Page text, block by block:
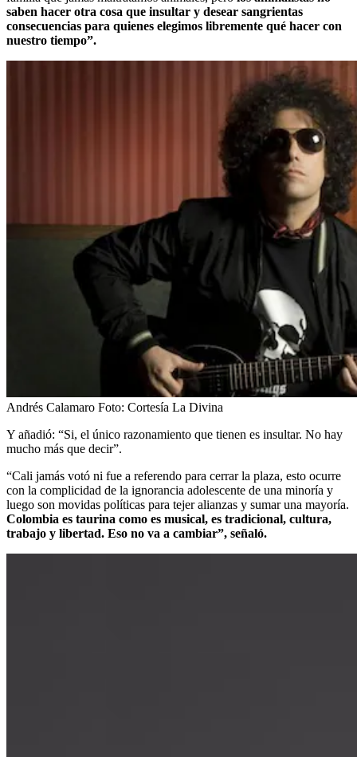
saben hacer otra cosa que insultar y desear sangrientas
consecuencias para quienes elegimos libremente qué hacer con
nuestro tiempo”.
Andrés Calamaro Foto: Cortesía La Divina
Y añadió: “Si, el único razonamiento que tienen es insultar. No hay
mucho más que decir”.
“Cali jamás votó ni fue a referendo para cerrar la plaza, esto ocurre
con la complicidad de la ignorancia adolescente de una minoría y
luego son movidas políticas para tejer alianzas y sumar una mayoría.
Colombia es taurina como es musical, es tradicional, cultura,
trabajo y libertad. Eso no va a cambiar”, señaló.